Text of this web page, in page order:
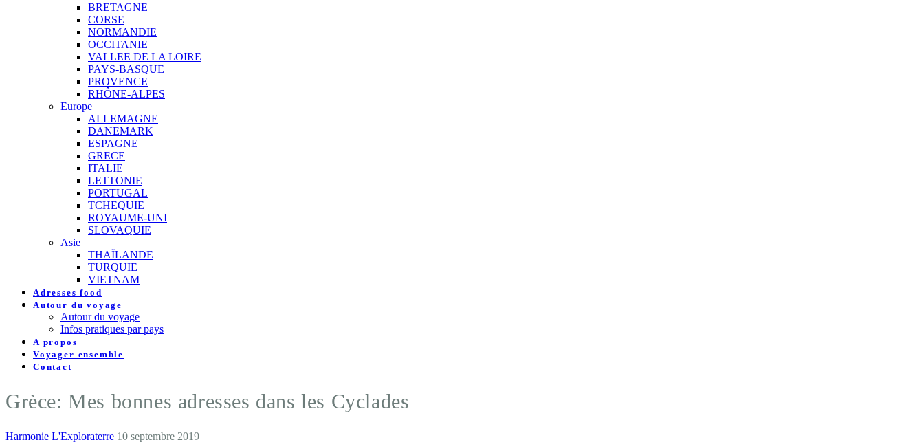
BRETAGNE
CORSE
NORMANDIE
OCCITANIE
VALLEE DE LA LOIRE
PAYS-BASQUE
PROVENCE
RHÔNE-ALPES
Europe
ALLEMAGNE
DANEMARK
ESPAGNE
GRECE
ITALIE
LETTONIE
PORTUGAL
TCHEQUIE
ROYAUME-UNI
SLOVAQUIE
Asie
THAÏLANDE
TURQUIE
VIETNAM
Adresses food
Autour du voyage
Autour du voyage
Infos pratiques par pays
A propos
Voyager ensemble
Contact
Grèce: Mes bonnes adresses dans les Cyclades
Harmonie L'Exploraterre 10 septembre 2019